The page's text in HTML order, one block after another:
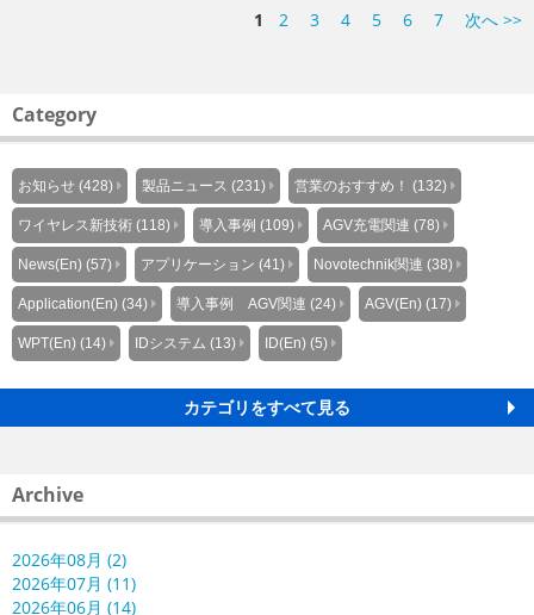
1
2 3 4 5 6 7 次へ >>
Category
お知らせ (428) 製品ニュース (231) 営業のおすすめ！ (132)
ワイヤレス新技術 (118) 導入事例 (109) AGV充電関連 (78)
News(En) (57) アプリケーション (41) Novotechnik関連 (38)
Application(En) (34) 導入事例 AGV関連 (24) AGV(En) (17)
WPT(En) (14) IDシステム (13) ID(En) (5)
カテゴリをすべて見る
Archive
2026年08月 (2)
2026年07月 (11)
2026年06月 (14)